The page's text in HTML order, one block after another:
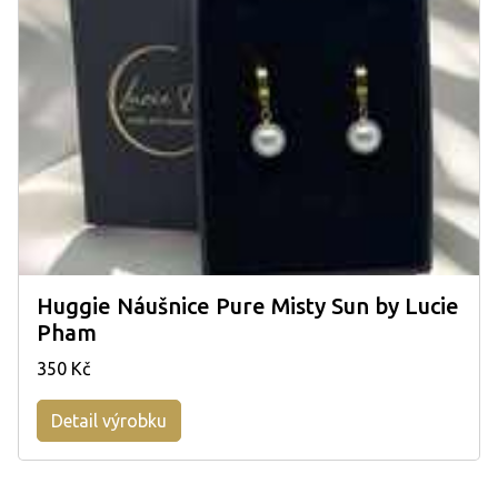
Huggie Náušnice Pure Misty Sun by Lucie
Pham
350 Kč
Detail výrobku